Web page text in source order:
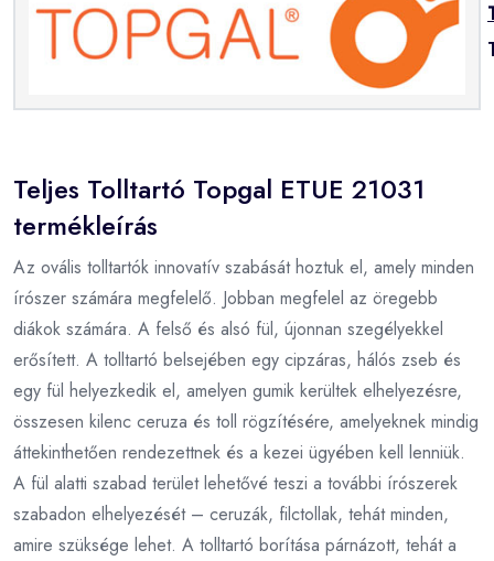
Teljes Tolltartó Topgal ETUE 21031
termékleírás
Az ovális tolltartók innovatív szabását hoztuk el, amely minden
írószer számára megfelelő. Jobban megfelel az öregebb
diákok számára. A felső és alsó fül, újonnan szegélyekkel
erősített. A tolltartó belsejében egy cipzáras, hálós zseb és
egy fül helyezkedik el, amelyen gumik kerültek elhelyezésre,
összesen kilenc ceruza és toll rögzítésére, amelyeknek mindig
áttekinthetően rendezettnek és a kezei ügyében kell lenniük.
A fül alatti szabad terület lehetővé teszi a további írószerek
szabadon elhelyezését – ceruzák, filctollak, tehát minden,
amire szüksége lehet. A tolltartó borítása párnázott, tehát a